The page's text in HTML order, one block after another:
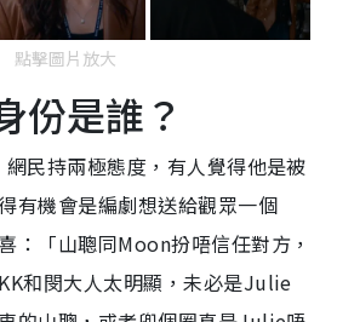
點擊圖片放大
份是誰？
民持兩極態度，有人覺得他是被
有機會是編劇想送給觀眾一個
：「山聰同Moon扮唔信任對方，
和閔大人太明顯，未必是Julie